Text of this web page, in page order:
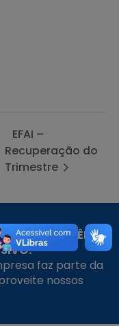
EFAI –
Recuperação do
Trimestre
PARCEIRAS TÊM
faz parte da
nossos